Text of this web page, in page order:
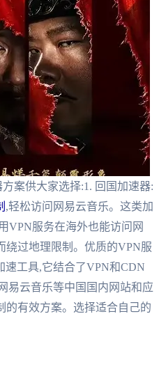
案供大家选择:1. 回国加速器:
,轻松访问网易云音乐。这类加
VPN服务在海外也能访问网
绕过地理限制。优质的VPN服
速工具,它结合了VPN和CDN
易云音乐等中国国内网站和应
的有效方案。选择适合自己的